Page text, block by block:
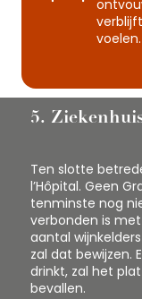
voelen.
5.
Ten slotte
l’Hôpital. Geen
tenminste nog
verbonden is
aantal
zal dat bewijzen.
drinkt, zal het
bevallen.